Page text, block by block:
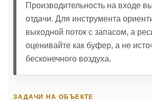
Производительность на входе
отдачи. Для инструмента
выходной поток с запасом, а
оценивайте как буфер, а не
бесконечного воздуха.
ЗАДАЧИ НА ОБЪЕКТЕ